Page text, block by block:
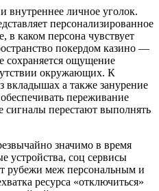
внутреннее личное уголок.
персонализированное
в каком персона чувствует
покердом казино —
сохраняется ощущение
окружающих. К
вкладышах а также занурение
переживание
сигналы перестают выполнять
значимо в время
устройства, соц сервисы
рубежи меж персональным и
ресурса «отключиться»